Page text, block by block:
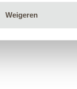
Weigeren